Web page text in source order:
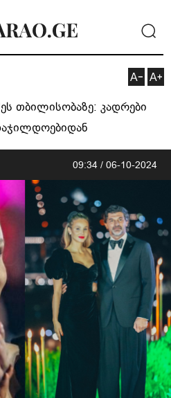
თბილისობაზე: კადრები
09:34 / 06-10-2024